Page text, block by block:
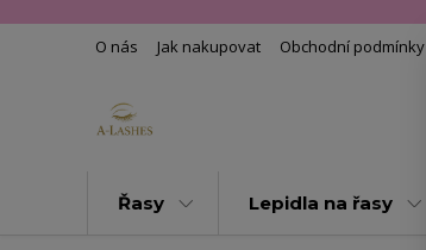
O nás Jak nakupovat Obchodní podmínky
Řasy Lepidla na řasy